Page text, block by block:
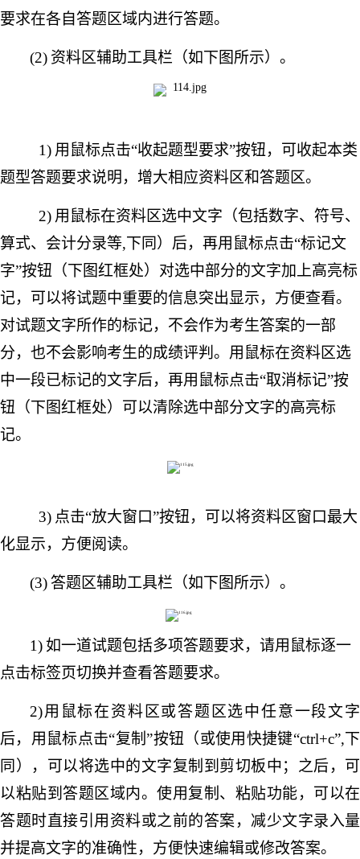
要求在各自答题区域内进行答题。
(2) 资料区辅助工具栏（如下图所示）。
1) 用鼠标点击“收起题型要求”按钮，可收起本类
题型答题要求说明，增大相应资料区和答题区。
2) 用鼠标在资料区选中文字（包括数字、符号、
算式、会计分录等,下同）后，再用鼠标点击“标记文
字”按钮（下图红框处）对选中部分的文字加上高亮标
记，可以将试题中重要的信息突出显示，方便查看。
对试题文字所作的标记，不会作为考生答案的一部
分，也不会影响考生的成绩评判。用鼠标在资料区选
中一段已标记的文字后，再用鼠标点击“取消标记”按
钮（下图红框处）可以清除选中部分文字的高亮标
记。
3) 点击“放大窗口”按钮，可以将资料区窗口最大
化显示，方便阅读。
(3) 答题区辅助工具栏（如下图所示）。
1)如一道试题包括多项答题要求，请用鼠标逐一
点击标签页切换并查看答题要求。
2)用鼠标在资料区或答题区选中任意一段文字
后，用鼠标点击“复制”按钮（或使用快捷键“ctrl+c”,下
同），可以将选中的文字复制到剪切板中；之后，可
以粘贴到答题区域内。使用复制、粘贴功能，可以在
答题时直接引用资料或之前的答案，减少文字录入量
并提高文字的准确性，方便快速编辑或修改答案。